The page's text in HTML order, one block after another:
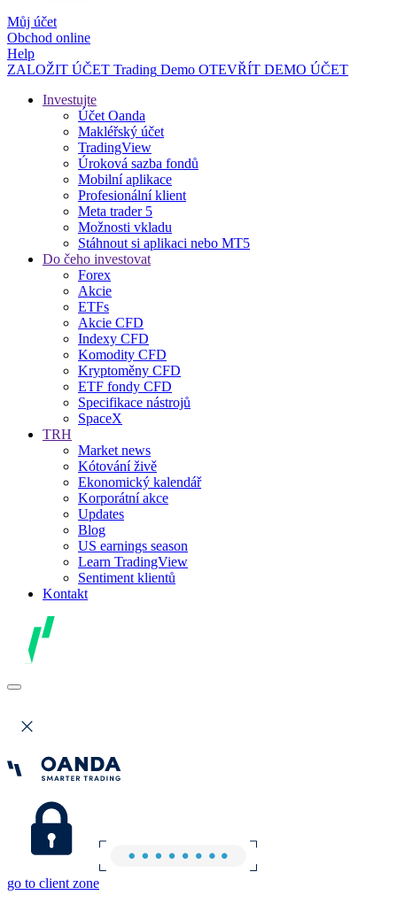
Můj účet
Obchod online
Help
ZALOŽIT ÚČET Trading Demo OTEVŘÍT DEMO ÚČET
Investujte
Účet Oanda
Makléřský účet
TradingView
Úroková sazba fondů
Mobilní aplikace
Profesionální klient
Meta trader 5
Možnosti vkladu
Stáhnout si aplikaci nebo MT5
Do čeho investovat
Forex
Akcie
ETFs
Akcie CFD
Indexy CFD
Komodity CFD
Kryptoměny CFD
ETF fondy CFD
Specifikace nástrojů
SpaceX
TRH
Market news
Kótování živě
Ekonomický kalendář
Korporátní akce
Updates
Blog
US earnings season
Learn TradingView
Sentiment klientů
Kontakt
go to client zone